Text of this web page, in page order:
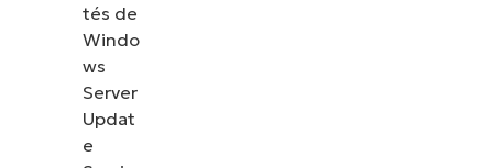
tés de
Windo
ws
Server
Updat
e